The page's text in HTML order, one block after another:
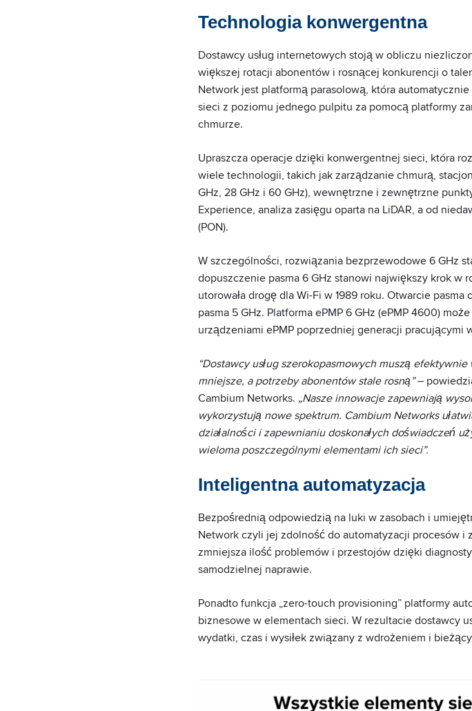
Technologia konwergentna
Dostawcy usług internetowych stoją w obliczu
większej rotacji abonentów i rosnącej konkurencji o
Network jest platformą parasolową, która
sieci z poziomu jednego pulpitu za pomocą platformy
chmurze.
Upraszcza operacje dzięki konwergentnej sieci, która
wiele technologii, takich jak zarządzanie chmurą,
GHz, 28 GHz i 60 GHz), wewnętrzne i zewnętrzne
Experience, analiza zasięgu oparta na LiDAR, a od
(PON).
W szczególności, rozwiązania bezprzewodowe 6 GHz
dopuszczenie pasma 6 GHz stanowi największy krok w
utorowała drogę dla Wi-Fi w 1989 roku. Otwarcie
pasma 5 GHz. Platforma ePMP 6 GHz (ePMP 4600)
urządzeniami ePMP poprzedniej generacji pracującymi
“Dostawcy usług szerokopasmowych muszą
mniejsze, a potrzeby abonentów stale rosną”–
Cambium Networks. „Nasze innowacje zapewniają
wykorzystują nowe spektrum. Cambium Networks
działalności i zapewnianiu doskonałych doświadczeń
wieloma poszczególnymi elementami ich sieci”.
Inteligentna automatyzacja
Bezpośrednią odpowiedzią na luki w zasobach i
Network czyli jej zdolność do automatyzacji procesów
zmniejsza ilość problemów i przestojów dzięki
samodzielnej naprawie.
Ponadto funkcja „zero-touch provisioning” platformy
biznesowe w elementach sieci. W rezultacie dostawcy
wydatki, czas i wysiłek związany z wdrożeniem i